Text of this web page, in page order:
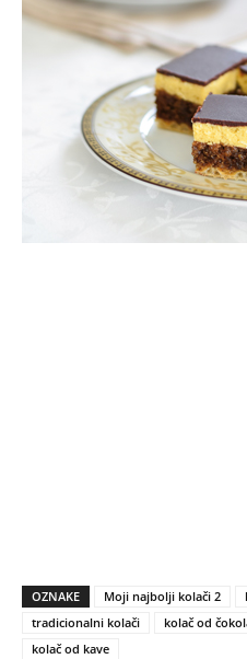
OZNAKE Moji najbolji kolači 2
tradicionalni kolači
kolač od
kolač od kave